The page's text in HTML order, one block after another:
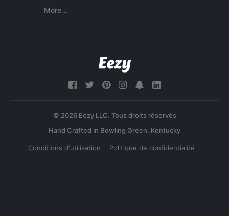
More...
© 2026 Eezy LLC. Tous droits réservés
Conditions d'utilisation Politique de confidentialité